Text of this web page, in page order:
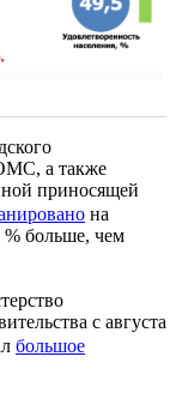
а также
приносящей
на
% больше, чем
с августа
большое